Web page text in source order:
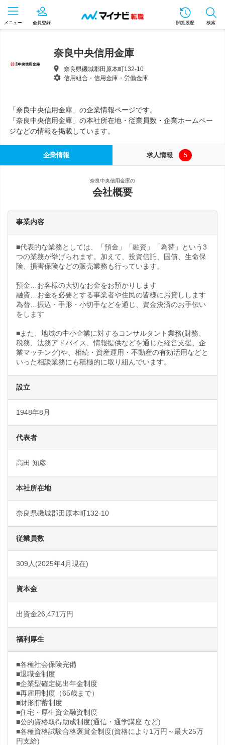
メニュー 会員登録 閲覧履歴 検索
奈良中央信用金庫
奈良県磯城郡田原本町132-10
信用組合・信用金庫・労働金庫
「奈良中央信用金庫」の企業情報ページです。
「奈良中央信用金庫」の本社所在地・従業員数・企業ホームペー
ジなどの情報を掲載しています。
企業情報 求人情報 5
奈良中央信用金庫の
会社概要
事業内容
■代表的な業務としては、「預金」「融資」「為替」という3
つの業務が挙げられます。加えて、投資信託、国債、生命保
険、損害保険などの販売業務も行っています。
預金…お客様の大切なお金をお預かりします
融資…お金を必要とする事業者や住民の皆様にお貸しします
為替…振込・手形・小切手などを通じ、資金決済のお手伝い
をします
■また、地域の中小企業に対するコンサルタント業務(財務、
税務、法務アドバイス、情報提供などを通じた経営支援、企
業マッチング)や、相続・資産運用・不動産の有効活用などと
いった相談業務にも積極的に取り組んでいます。
設立
1948年8月
代表者
高田 知彦
本社所在地
奈良県磯城郡田原本町132-10
従業員数
309人(2025年4月現在)
資本金
出資金26,471万円
福利厚生
■各種社会保険完備
■退職金制度
■企業型確定拠出年金制度
■再雇用制度（65歳まで）
■財形貯蓄制度
■住宅・厚生資金融資制度
■公的資格取得助成制度(通信・通学講座 など)
■各種資格試験合格褒賞金制度(資格により1万円～最大25万
円支給)